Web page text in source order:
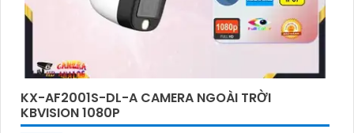
KX-AF2001S-DL-A CAMERA NGOÀI TRỜI
KBVISION 1080P